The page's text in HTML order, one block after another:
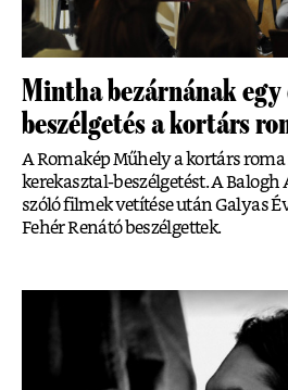
Mintha bezárnának egy
beszélgetés a kortárs
A Romakép Műhely a kortárs
kerekasztal-beszélgetést. A
szóló filmek vetítése után Galyas
Fehér Renátó beszélgettek.